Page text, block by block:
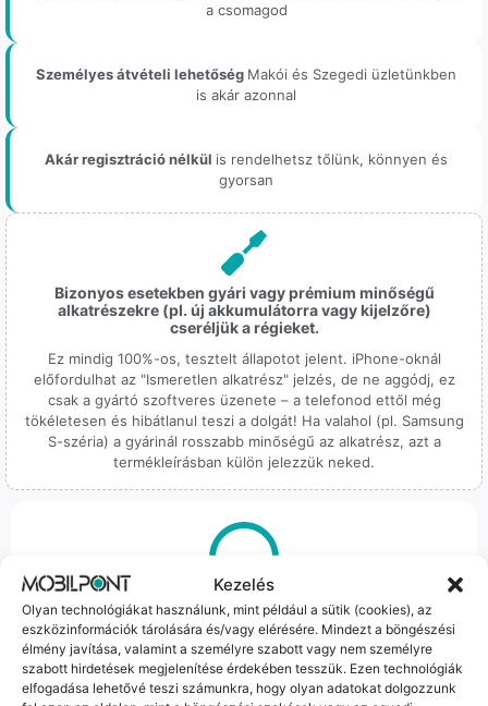
Kezelés
Olyan technológiákat használunk, mint például a sütik (cookies), az
eszközinformációk tárolására és/vagy elérésére. Mindezt a böngészési
élmény javítása, valamint a személyre szabott vagy nem személyre
szabott hirdetések megjelenítése érdekében tesszük. Ezen technológiák
elfogadása lehetővé teszi számunkra, hogy olyan adatokat dolgozzunk
a csomagod
Személyes átvételi lehetőség Makói és Szegedi üzletünkben
is akár azonnal
Akár regisztráció nélkül is rendelhetsz tőlünk, könnyen és
gyorsan
Bizonyos esetekben gyári vagy prémium minőségű
alkatrészekre (pl. új akkumulátorra vagy kijelzőre)
cseréljük a régieket.
Ez mindig 100%-os, tesztelt állapotot jelent. iPhone-oknál
előfordulhat az "Ismeretlen alkatrész" jelzés, de ne aggódj, ez
csak a gyártó szoftveres üzenete – a telefonod ettől még
tökéletesen és hibátlanul teszi a dolgát! Ha valahol (pl. Samsung
S-széria) a gyárinál rosszabb minőségű az alkatrész, azt a
termékleírásban külön jelezzük neked.
100% Elérhetőség
Sok éve a szegedi piac meghatározó szereplői vagyunk.
Nem egy arctalan webshop vagyunk: ha kérdésed van, élő
ember veszi fel a telefont, és személyesen is megtalálsz